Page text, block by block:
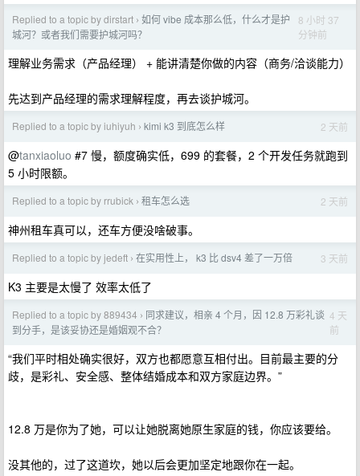
Replied to a topic by dirstart › 如何 vibe 成本那么低，什么才是护
城河？或者我们需要护城河吗？
8 小时 37
分钟前
理解业务需求（产品经理） + 能讲清楚你做的内容（商务/洽谈能力）
先达到产品经理的需求理解程度，再去谈护城河。
Replied to a topic by iuhiyuh › kimi k3 到底怎么样 2 天前
@tanxiaoluo #7 慢，额度确实低，699 的套餐，2 个开发任务就跑到
5 小时限额。
Replied to a topic by rrubick › 租车怎么选 2 天前
神州租车真可以，还车方便没啥破事。
Replied to a topic by jedeft › 在实用性上， k3 比 dsv4 差了一万倍 3 天前
K3 主要是太慢了 效率太低了
Replied to a topic by 889434 › 同求建议，相亲 4 个月，因 12.8 万彩礼谈
到分手，是该妥协还是婚姻观不合？
4 天
前
“我们平时相处确实很好，双方也都愿意互相付出。目前最主要的分
歧，是彩礼、安全感、整体结婚成本和双方家庭边界。”
12.8 万是你为了她，可以让她脱离她原生家庭的钱，你应该要给。
没其他的，过了这道坎，她以后会更加坚定地跟你在一起。